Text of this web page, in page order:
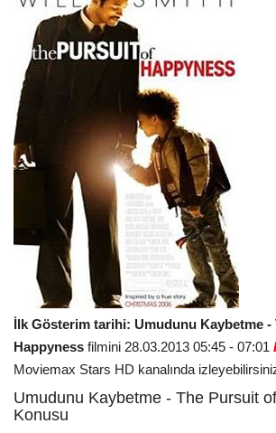
İlk Gösterim tarihi: Umudunu Kaybetme
Happyness filmini 28.03.2013 05:45 - 07:01
Moviemax Stars HD kanalında
Umudunu Kaybetme - The Pursuit
Konusu